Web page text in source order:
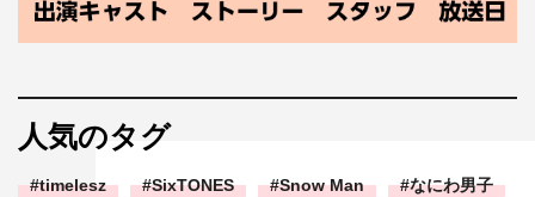
人気のタグ
timelesz SixTONES Snow Man なにわ男子